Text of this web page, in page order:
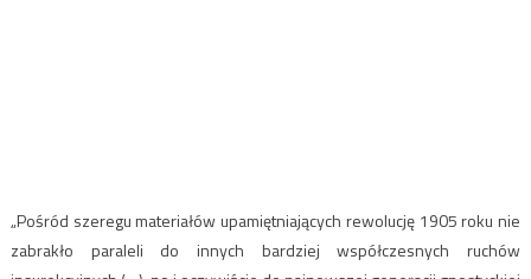
„Pośród szeregu materiałów upamiętniających rewolucję 1905 roku nie
zabrakło paraleli do innych bardziej współczesnych ruchów